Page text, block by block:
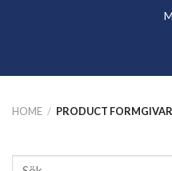
HOME / PRODUCT
Search